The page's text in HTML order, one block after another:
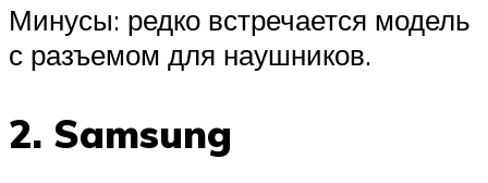
Минусы: редко встречается модель
с разъемом для наушников.
2. Samsung